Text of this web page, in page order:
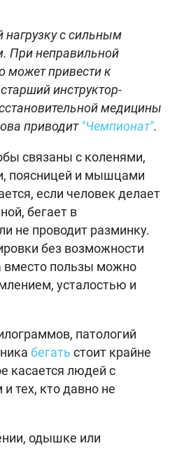
нагрузку с сильным
При неправильной
может привести к
инструктор-
медицины
приводит"Чемпионат".
связаны с коленями,
поясницей и мышцами
если человек делает
бегает в
не проводит разминку.
без возможности
вместо пользы можно
усталостью и
патологий
бегать стоит крайне
касается людей с
тех, кто давно не
одышке или